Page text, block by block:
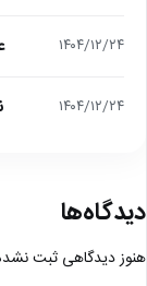
۱۴۰۴/۱۲/۲۴
۱۴۰۴/۱۲/۲۴
دیدگاه‌ها
هنوز دیدگاهی ثبت